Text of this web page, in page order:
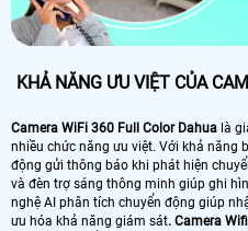
KHẢ NĂNG ƯU VIỆT CỦA
Camera WiFi 360 Full Color Dahua là
nhiều chức năng ưu việt. Với khả năng
động gửi thông báo khi phát hiện
và đèn trợ sáng thông minh giúp ghi
nghệ AI phân tích chuyển động giúp
ưu hóa khả năng giám sát. Camera